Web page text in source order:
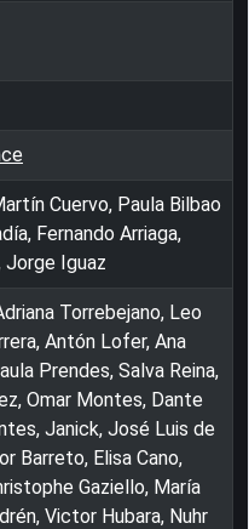
Cuervo, Paula Bilbao
Fernando Arriaga,
Jorge Iguaz
Torrebejano, Leo
Antón Lofer, Ana
Prendes, Salva Reina,
Omar Montes, Dante
Janick, José Luis de
Barreto, Elisa Cano,
Gaziello, María
Victor Hubara, Nuhr